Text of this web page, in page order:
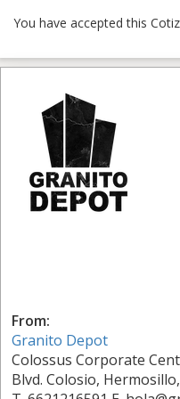
You have accepted this
From:
Granito Depot
Colossus Corporate
Blvd. Colosio,